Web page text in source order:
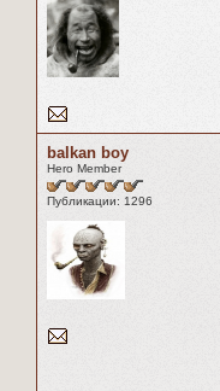
balkan boy
Hero Member
Публикации: 1296